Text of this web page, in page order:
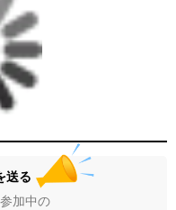
送る
加中の